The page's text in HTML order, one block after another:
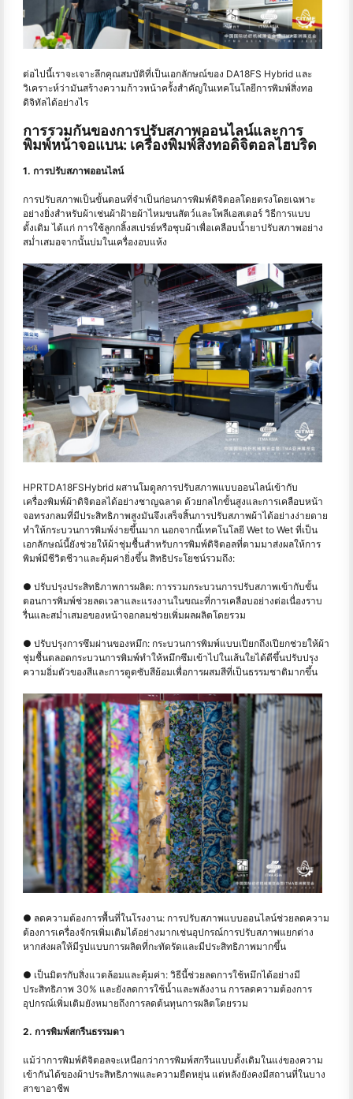
ต่อไปนี้เราจะเจาะลึกคุณสมบัติที่เป็นเอกลักษณ์ของ DA18FS Hybrid และ
วิเคราะห์ว่ามันสร้างความก้าวหน้าครั้งสำคัญในเทคโนโลยีการพิมพ์สิ่งทอ
ดิจิทัลได้อย่างไร
การรวมกันของการปรับสภาพออนไลน์และการ
พิมพ์หน้าจอแบน: เครื่องพิมพ์สิ่งทอดิจิตอลไฮบริด
1. การปรับสภาพออนไลน์
การปรับสภาพเป็นขั้นตอนที่จำเป็นก่อนการพิมพ์ดิจิตอลโดยตรงโดยเฉพาะ
อย่างยิ่งสำหรับผ้าเช่นผ้าฝ้ายผ้าไหมขนสัตว์และโพลีเอสเตอร์ วิธีการแบบ
ดั้งเดิม ได้แก่ การใช้ลูกกลิ้งสเปรย์หรือชุบผ้าเพื่อเคลือบน้ำยาปรับสภาพอย่าง
สม่ำเสมอจากนั้นบ่มในเครื่องอบแห้ง
HPRTDA18FSHybrid ผสานโมดูลการปรับสภาพแบบออนไลน์เข้ากับ
เครื่องพิมพ์ผ้าดิจิตอลได้อย่างชาญฉลาด ด้วยกลไกขั้นสูงและการเคลือบหน้า
จอทรงกลมที่มีประสิทธิภาพสูงมันจึงเสร็จสิ้นการปรับสภาพผ้าได้อย่างง่ายดาย
ทำให้กระบวนการพิมพ์ง่ายขึ้นมาก นอกจากนี้เทคโนโลยี Wet to Wet ที่เป็น
เอกลักษณ์นี้ยังช่วยให้ผ้าชุ่มชื้นสำหรับการพิมพ์ดิจิตอลที่ตามมาส่งผลให้การ
พิมพ์มีชีวิตชีวาและคุ้มค่ายิ่งขึ้น สิทธิประโยชน์รวมถึง:
● ปรับปรุงประสิทธิภาพการผลิต: การรวมกระบวนการปรับสภาพเข้ากับขั้น
ตอนการพิมพ์ช่วยลดเวลาและแรงงานในขณะที่การเคลือบอย่างต่อเนื่องราบ
รื่นและสม่ำเสมอของหน้าจอกลมช่วยเพิ่มผลผลิตโดยรวม
● ปรับปรุงการซึมผ่านของหมึก: กระบวนการพิมพ์แบบเปียกถึงเปียกช่วยให้ผ้า
ชุ่มชื้นตลอดกระบวนการพิมพ์ทำให้หมึกซึมเข้าไปในเส้นใยได้ดีขึ้นปรับปรุง
ความอิ่มตัวของสีและการดูดซับสีย้อมเพื่อการผสมสีที่เป็นธรรมชาติมากขึ้น
● ลดความต้องการพื้นที่ในโรงงาน: การปรับสภาพแบบออนไลน์ช่วยลดความ
ต้องการเครื่องจักรเพิ่มเติมได้อย่างมากเช่นอุปกรณ์การปรับสภาพแยกต่าง
หากส่งผลให้มีรูปแบบการผลิตที่กะทัดรัดและมีประสิทธิภาพมากขึ้น
● เป็นมิตรกับสิ่งแวดล้อมและคุ้มค่า: วิธีนี้ช่วยลดการใช้หมึกได้อย่างมี
ประสิทธิภาพ 30% และยังลดการใช้น้ำและพลังงาน การลดความต้องการ
อุปกรณ์เพิ่มเติมยังหมายถึงการลดต้นทุนการผลิตโดยรวม
2. การพิมพ์สกรีนธรรมดา
แม้ว่าการพิมพ์ดิจิตอลจะเหนือกว่าการพิมพ์สกรีนแบบดั้งเดิมในแง่ของความ
เข้ากันได้ของผ้าประสิทธิภาพและความยืดหยุ่น แต่หลังยังคงมีสถานที่ในบาง
สาขาอาชีพ